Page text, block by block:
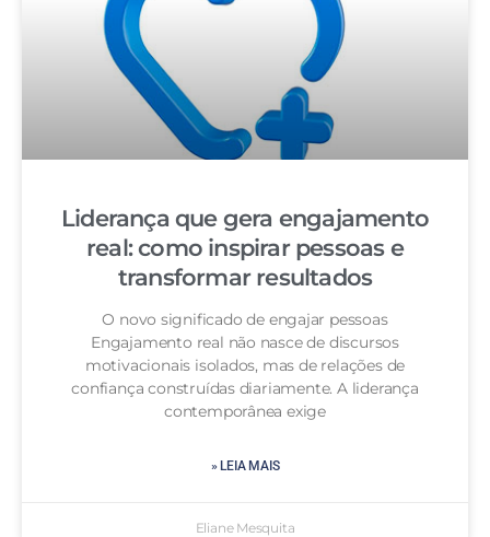
Liderança que gera engajamento
real: como inspirar pessoas e
transformar resultados
O novo significado de engajar pessoas
Engajamento real não nasce de discursos
motivacionais isolados, mas de relações de
confiança construídas diariamente. A liderança
contemporânea exige
» LEIA MAIS
Eliane Mesquita